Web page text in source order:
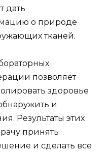
дать
о природе
тканей.
позволяет
здоровье
и
Результаты этих
принять
и сделать все